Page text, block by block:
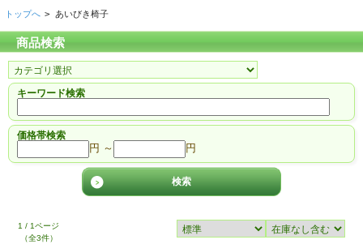
トップへ > あいびき椅子
商品検索
キーワード検索
価格帯検索
円 ～ 円
1 / 1ページ
（全3件）